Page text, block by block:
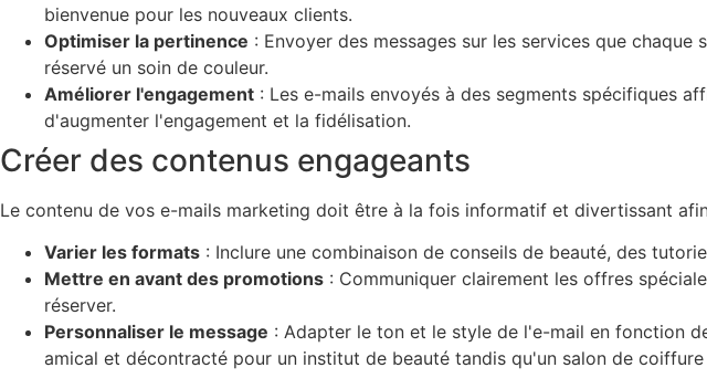
bienvenue pour les nouveaux clients.
Optimiser la pertinence : Envoyer des messages sur les services que
réservé un soin de couleur.
Améliorer l'engagement : Les e-mails envoyés à des segments spécifiques
d'augmenter l'engagement et la fidélisation.
Créer des contenus engageants
Le contenu de vos e-mails marketing doit être à la fois informatif et divertissant
Varier les formats : Inclure une combinaison de conseils de beauté, des
Mettre en avant des promotions : Communiquer clairement les offres
réserver.
Personnaliser le message : Adapter le ton et le style de l'e-mail en fonction
amical et décontracté pour un institut de beauté tandis qu'un salon de